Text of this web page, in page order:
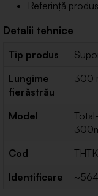
Referință
Detalii tehnice
Tip produs
Lungime
fierăstrău
300
Model
Cod
Identificare